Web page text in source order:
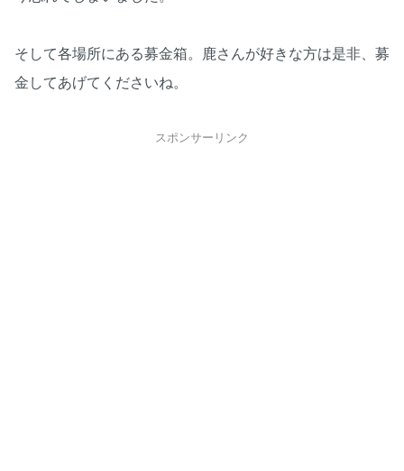
そして各場所にある募金箱。鹿さんが好きな方は是非、募
金してあげてくださいね。
スポンサーリンク